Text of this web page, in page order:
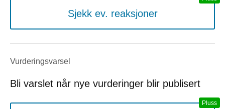
Sjekk ev. reaksjoner
Vurderings­varsel
Bli varslet når nye vurderinger blir publisert